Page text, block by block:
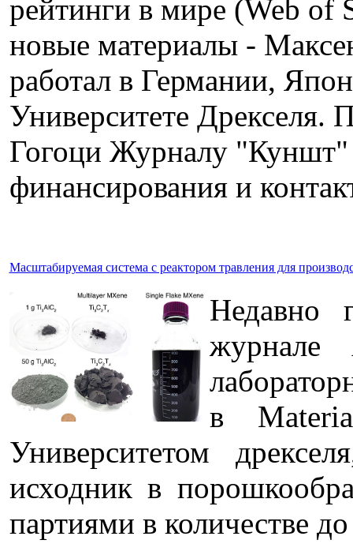
рейтинги в мире (Web of
новые материалы -
работал в Германии,
Университете
Гогоци Журналу "Куншт"
финансирования и
Масштабируемая система c реактором травления для
Недавно
журнале
в
Университетом
исходник в
партиями в количестве